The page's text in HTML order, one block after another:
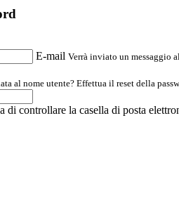
E-mail Verrà inviato un messaggio
al nome utente? Effettua il reset della
di controllare la casella di posta